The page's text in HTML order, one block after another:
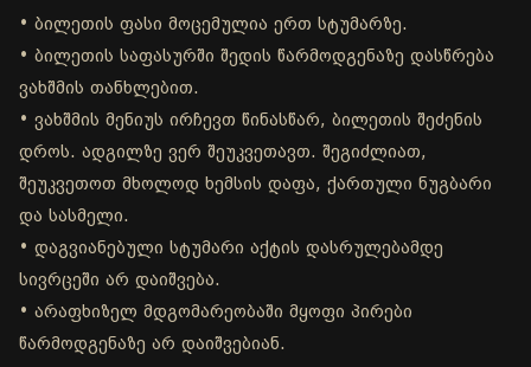
• ბილეთის ფასი მოცემულია ერთ სტუმარზე.
• ბილეთის საფასურში შედის წარმოდგენაზე დასწრება
ვახშმის თანხლებით.
• ვახშმის მენიუს ირჩევთ წინასწარ, ბილეთის შეძენის
დროს. ადგილზე ვერ შეუკვეთავთ. შეგიძლიათ,
შეუკვეთოთ მხოლოდ ხემსის დაფა, ქართული ნუგბარი
და სასმელი.
• დაგვიანებული სტუმარი აქტის დასრულებამდე
სივრცეში არ დაიშვება.
• არაფხიზელ მდგომარეობაში მყოფი პირები
წარმოდგენაზე არ დაიშვებიან.